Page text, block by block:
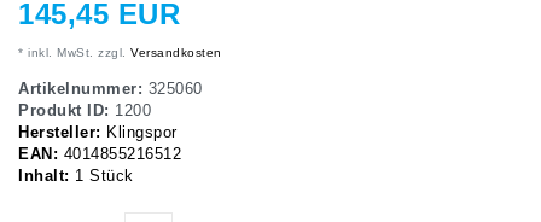
145,45 EUR
* inkl. MwSt. zzgl. Versandkosten
Artikelnummer: 325060
Produkt ID: 1200
Hersteller: Klingspor
EAN: 4014855216512
Inhalt: 1 Stück